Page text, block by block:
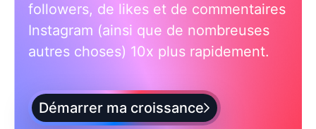
followers, de likes et de commentaires
Instagram (ainsi que de nombreuses
autres choses) 10x plus rapidement.
Démarrer ma croissance